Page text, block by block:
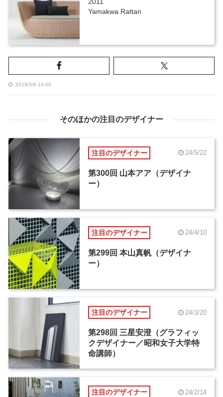
Yamakwa Rattan
2019/3/6 14:00
そのほかの注目のデザイナー
注目のデザイナー 24/5/22
第300回 山本アア（デザイナ
ー）
注目のデザイナー 24/4/10
第299回 本山真帆（デザイナ
ー）
注目のデザイナー 24/3/20
第298回 三星安澄（グラフィッ
クデザイナー／昭和女子大学特
命講師）
注目のデザイナー 24/2/14